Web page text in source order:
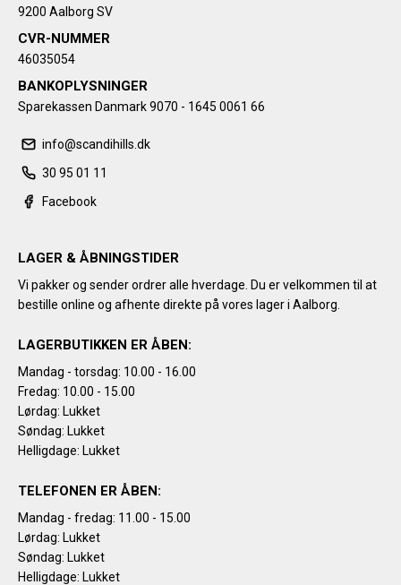
9200 Aalborg SV
CVR-NUMMER
46035054
BANKOPLYSNINGER
Sparekassen Danmark 9070 - 1645 0061 66
info@scandihills.dk
30 95 01 11
Facebook
LAGER & ÅBNINGSTIDER
Vi pakker og sender ordrer alle hverdage. Du er velkommen til at
bestille online og afhente direkte på vores lager i Aalborg.
LAGERBUTIKKEN ER ÅBEN:
Mandag - torsdag: 10.00 - 16.00
Fredag: 10.00 - 15.00
Lørdag: Lukket
Søndag: Lukket
Helligdage: Lukket
TELEFONEN ER ÅBEN:
Mandag - fredag: 11.00 - 15.00
Lørdag: Lukket
Søndag: Lukket
Helligdage: Lukket